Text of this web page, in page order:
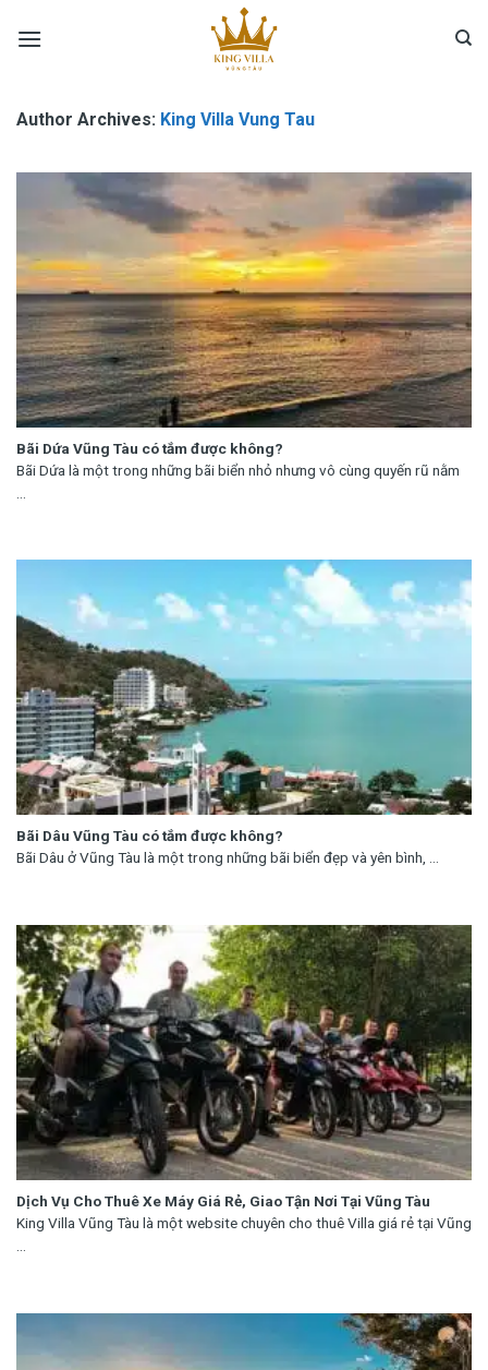
Author Archives: King Villa Vung Tau
Bãi Dứa Vũng Tàu có tắm được không?
Bãi Dứa là một trong những bãi biển nhỏ nhưng vô cùng quyến rũ nằm
...
Bãi Dâu Vũng Tàu có tắm được không?
Bãi Dâu ở Vũng Tàu là một trong những bãi biển đẹp và yên bình, ...
Dịch Vụ Cho Thuê Xe Máy Giá Rẻ, Giao Tận Nơi Tại Vũng Tàu
King Villa Vũng Tàu là một website chuyên cho thuê Villa giá rẻ tại Vũng
...